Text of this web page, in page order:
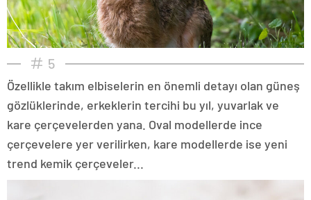
5
Özellikle takım elbiselerin en önemli detayı olan güneş
gözlüklerinde, erkeklerin tercihi bu yıl, yuvarlak ve
kare çerçevelerden yana. Oval modellerde ince
çerçevelere yer verilirken, kare modellerde ise yeni
trend kemik çerçeveler...